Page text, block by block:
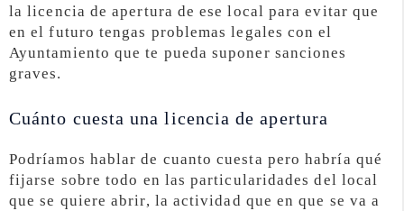
la licencia de apertura de ese local para evitar que
en el futuro tengas problemas legales con el
Ayuntamiento que te pueda suponer sanciones
graves.
Cuánto cuesta una licencia de apertura
Podríamos hablar de cuanto cuesta pero habría qué
fijarse sobre todo en las particularidades del local
que se quiere abrir, la actividad que en que se va a